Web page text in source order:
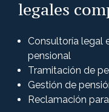
legales
Consultoría legal
pensional
Tramitación de
Gestión de
Reclamación